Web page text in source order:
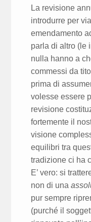
La revisione
introdurre per
emendamento
parla di altro (le
nulla hanno a
commessi da
prima di
volesse essere
revisione
fortemente il
visione
equilibri tra
tradizione ci ha
E’ vero: si
non di una
pur sempre
(purché il